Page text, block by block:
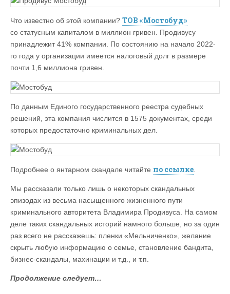
Что известно об этой компании? ТОВ «Мостобуд»
со статусным капиталом в миллион гривен. Продивусу
принадлежит 41% компании. По состоянию на начало 2022-
го года у организации имеется налоговый долг в размере
почти 1,6 миллиона гривен.
По данным Единого государственного реестра судебных
решений, эта компания числится в 1575 документах, среди
которых предостаточно криминальных дел.
Подробнее о янтарном скандале читайте по ссылке.
Мы рассказали только лишь о некоторых скандальных
эпизодах из весьма насыщенного жизненного пути
криминального авторитета Владимира Продивуса. На самом
деле таких скандальных историй намного больше, но за один
раз всего не расскажешь: пленки «Мельниченко», желание
скрыть любую информацию о семье, становление бандита,
бизнес-скандалы, махинации и т.д., и т.п.
Продолжение следует…